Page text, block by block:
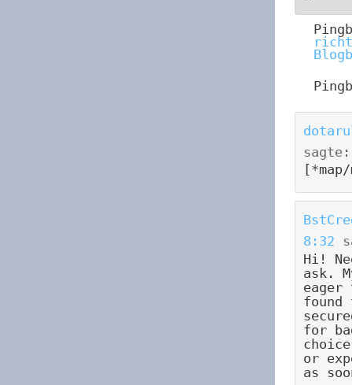
sagte:
8:32
Hi!
ask.
found
for
or
as